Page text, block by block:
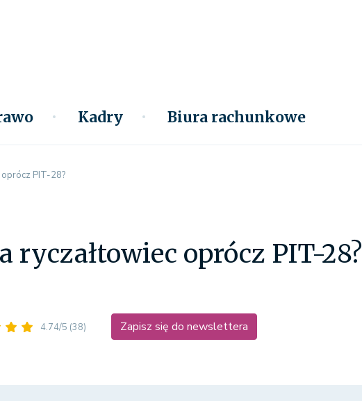
Kadry Biura rachunkowe
oprócz PIT-28?
ryczałtowiec oprócz PIT-28?
4.74/5 (38) Zapisz się do newslettera